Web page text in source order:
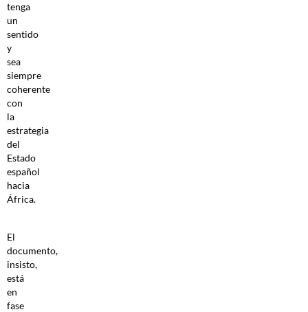
tenga
un
sentido
y
sea
siempre
coherente
con
la
estrategia
del
Estado
español
hacia
África.
El
documento,
insisto,
está
en
fase